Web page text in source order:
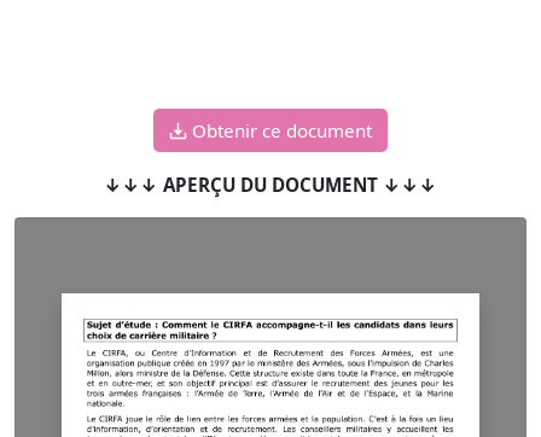
Obtenir ce document
↓↓↓ APERÇU DU DOCUMENT ↓↓↓